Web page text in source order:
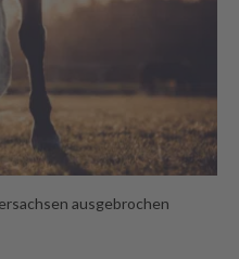
ausgebrochen